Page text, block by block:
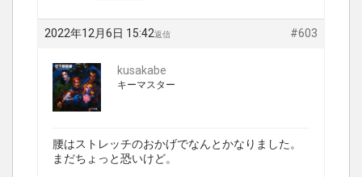
2022年12月6日 15:42 #603
返信
kusakabe
キーマスター
腰はストレッチのおかげでなんとかなりました。
まだちょっと恐いけど。